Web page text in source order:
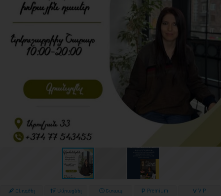
Ընդգծել Ամրացնել Շտապ Premium VIP